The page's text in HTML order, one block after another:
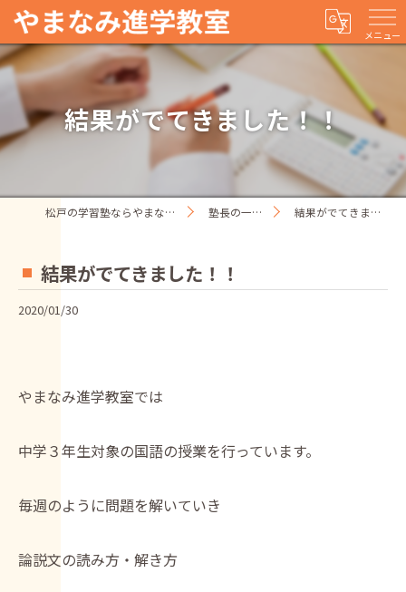
メニュー
結果がでてきました！！
松戸の学習塾ならやまなみ進学教室 塾長の一人ごと 結果がでてきました！！
結果がでてきました！！
2020/01/30
やまなみ進学教室では
中学３年生対象の国語の授業を行っています。
毎週のように問題を解いていき
論説文の読み方・解き方